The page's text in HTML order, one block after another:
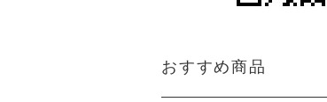
おすすめ商品